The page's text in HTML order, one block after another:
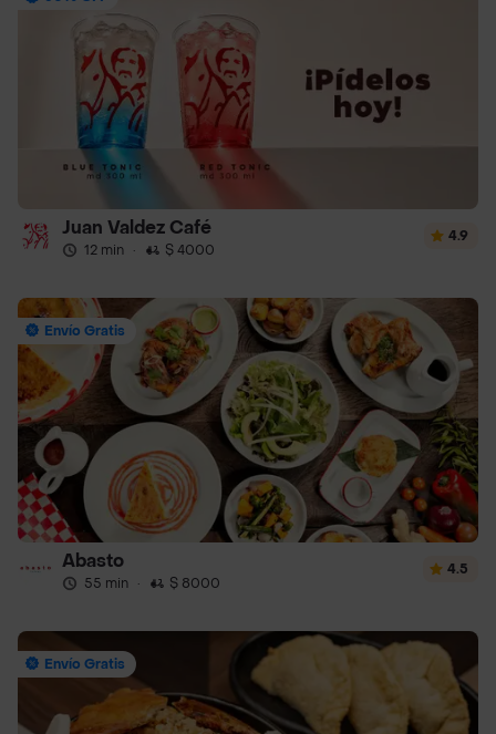
Juan Valdez Café
12 min · $ 4000
4.9
Envío Gratis
Abasto
55 min · $ 8000
4.5
Envío Gratis